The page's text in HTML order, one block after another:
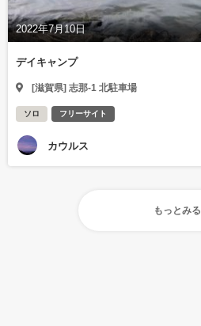
2022年7月10日
デイキャンプ
[滋賀県] 志那-1 北駐車場
ソロ フリーサイト
カウルス
もっとみる